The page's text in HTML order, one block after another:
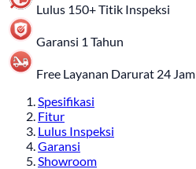
Lulus 150+ Titik Inspeksi
Garansi 1 Tahun
Free Layanan Darurat 24 Jam
Spesifikasi
Fitur
Lulus Inspeksi
Garansi
Showroom